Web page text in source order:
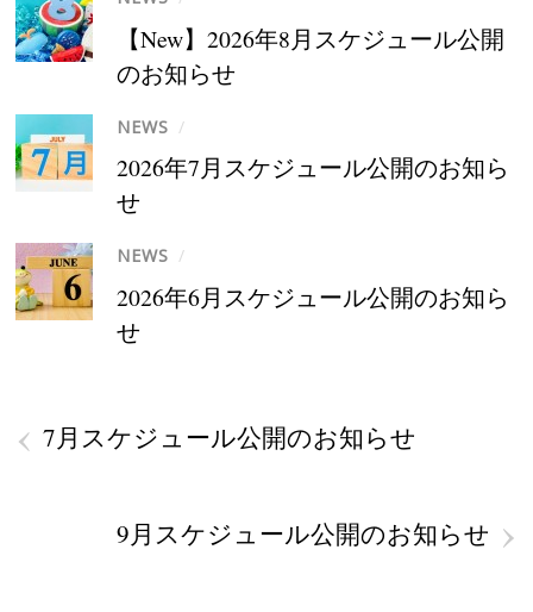
【New】2026年8月スケジュール公開
のお知らせ
NEWS /
2026年7月スケジュール公開のお知ら
せ
NEWS /
2026年6月スケジュール公開のお知ら
せ
‹ 7月スケジュール公開のお知らせ
›
9月スケジュール公開のお知らせ